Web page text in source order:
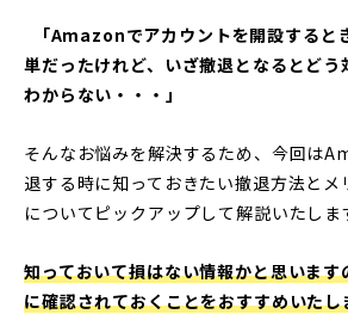
「Amazonでアカウントを開設すると
単だったけれど、いざ撤退となるとど
わからない・・・」
そんなお悩みを解決するため、今回は
退する時に知っておきたい撤退方法とメ
についてピックアップして解説いたしま
知っておいて損はない情報かと思いま
に確認されておくことをおすすめいたし